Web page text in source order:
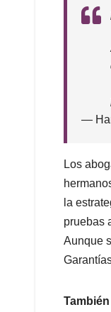
—
Los
la
pruebas
Aunque